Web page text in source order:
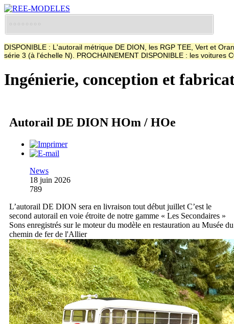
DISPONIBLE : L'autorail métrique DE DION, les RGP TEE, Vert et
série 3 (à l'échelle N). PROCHAINEMENT DISPONIBLE : les voitures
Ingénierie, conception et
Autorail DE DION HOm / HOe
News
18 juin 2026
789
L’autorail DE DION sera en livraison tout début juillet C’est le
second autorail en voie étroite de notre gamme « Les Secondaires »
Sons enregistrés sur le moteur du modèle en restauration au Musée du
chemin de fer de l'Allier